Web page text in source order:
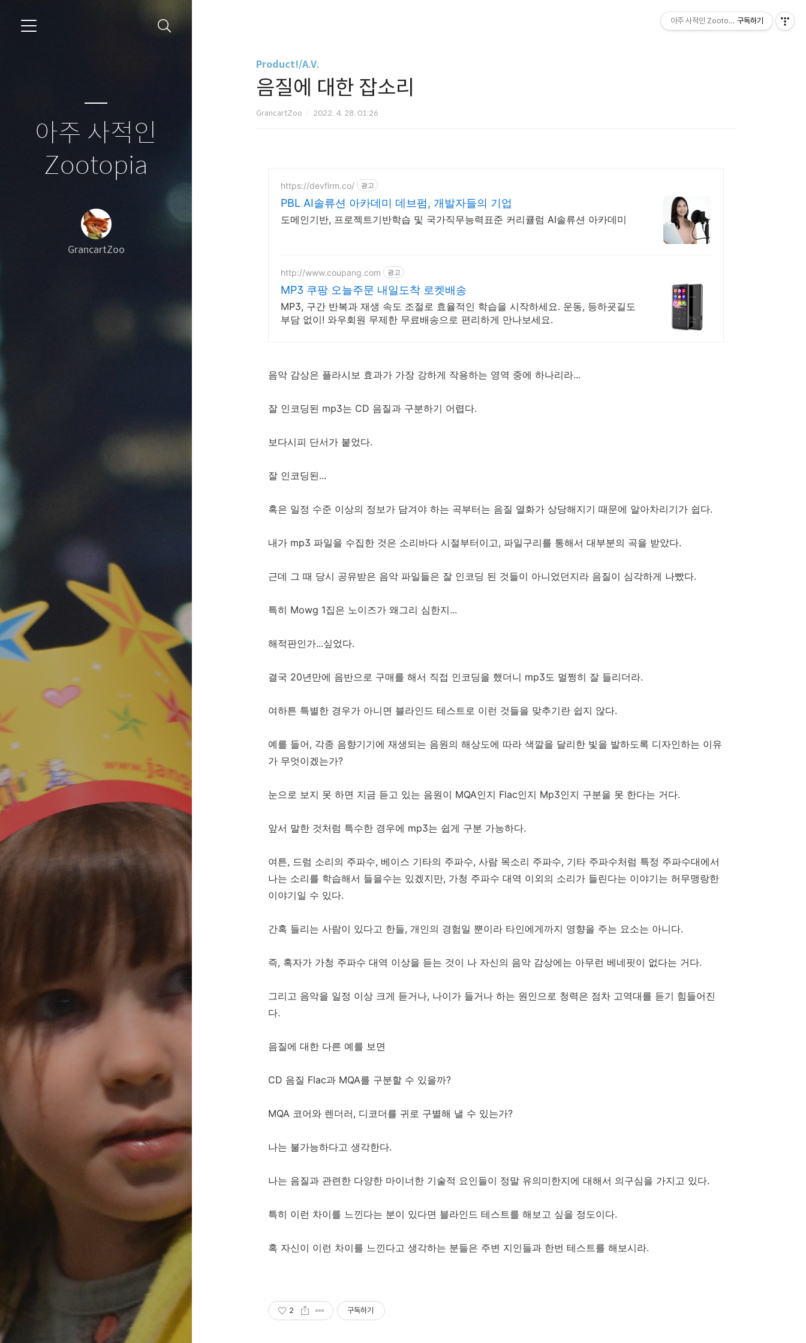
아주 사적인
Zootopia
GrancartZoo
Product!/A.V.
음질에 대한 잡소리
GrancartZoo 2022. 4. 28. 01:26
https://devfirm.co/ 광고
PBL AI솔류션 아카데미 데브펌, 개발자들의 기업
도메인기반, 프로젝트기반학습 및 국가직무능력표준 커리큘럼 AI솔류션 아카데미
http://www.coupang.com 광고
MP3 쿠팡 오늘주문 내일도착 로켓배송
MP3, 구간 반복과 재생 속도 조절로 효율적인 학습을 시작하세요. 운동, 등하굣길도
부담 없이! 와우회원 무제한 무료배송으로 편리하게 만나보세요.
음악 감상은 플라시보 효과가 가장 강하게 작용하는 영역 중에 하나리라...
잘 인코딩된 mp3는 CD 음질과 구분하기 어렵다.
보다시피 단서가 붙었다.
잘 인코딩된...
혹은 일정 수준 이상의 정보가 담겨야 하는 곡부터는 음질 열화가 상당해지기 때문에 알아차리기가 쉽다.
내가 mp3 파일을 수집한 것은 소리바다 시절부터이고, 파일구리를 통해서 대부분의 곡을 받았다.
근데 그 때 당시 공유받은 음악 파일들은 잘 인코딩 된 것들이 아니었던지라 음질이 심각하게 나빴다.
특히 Mowg 1집은 노이즈가 왜그리 심한지...
해적판인가...싶었다.
결국 20년만에 음반으로 구매를 해서 직접 인코딩을 했더니 mp3도 멀쩡히 잘 들리더라.
여하튼 특별한 경우가 아니면 블라인드 테스트로 이런 것들을 맞추기란 쉽지 않다.
예를 들어, 각종 음향기기에 재생되는 음원의 해상도에 따라 색깔을 달리한 빛을 발하도록 디자인하는 이유
가 무엇이겠는가?
눈으로 보지 못 하면 지금 듣고 있는 음원이 MQA인지 Flac인지 Mp3인지 구분을 못 한다는 거다.
앞서 말한 것처럼 특수한 경우에 mp3는 쉽게 구분 가능하다.
여튼, 드럼 소리의 주파수, 베이스 기타의 주파수, 사람 목소리 주파수, 기타 주파수처럼 특정 주파수대에서
나는 소리를 학습해서 들을수는 있겠지만, 가청 주파수 대역 이외의 소리가 들린다는 이야기는 허무맹랑한
이야기일 수 있다.
간혹 들리는 사람이 있다고 한들, 개인의 경험일 뿐이라 타인에게까지 영향을 주는 요소는 아니다.
즉, 혹자가 가청 주파수 대역 이상을 듣는 것이 나 자신의 음악 감상에는 아무런 베네핏이 없다는 거다.
그리고 음악을 일정 이상 크게 듣거나, 나이가 들거나 하는 원인으로 청력은 점차 고역대를 듣기 힘들어진
다.
음질에 대한 다른 예를 보면
CD 음질 Flac과 MQA를 구분할 수 있을까?
MQA 코어와 렌더러, 디코더를 귀로 구별해 낼 수 있는가?
나는 불가능하다고 생각한다.
나는 음질과 관련한 다양한 마이너한 기술적 요인들이 정말 유의미한지에 대해서 의구심을 가지고 있다.
특히 이런 차이를 느낀다는 분이 있다면 블라인드 테스트를 해보고 싶을 정도이다.
혹 자신이 이런 차이를 느낀다고 생각하는 분들은 주변 지인들과 한번 테스트를 해보시라.
2 구독하기
아주 사적인 Zootopia구독하기